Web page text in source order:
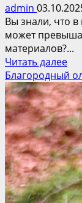
admin
Вы знали, что
может
материалов?...
Читать далее
о
и
Благородный